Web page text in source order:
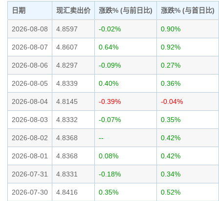
日期 现汇卖出价 涨跌% (与前日比) 涨跌% (与首日比)
2026-08-08 4.8597 -0.02% 0.90%
2026-08-07 4.8607 0.64% 0.92%
2026-08-06 4.8297 -0.09% 0.27%
2026-08-05 4.8339 0.40% 0.36%
2026-08-04 4.8145 -0.39% -0.04%
2026-08-03 4.8332 -0.07% 0.35%
2026-08-02 4.8368 -- 0.42%
2026-08-01 4.8368 0.08% 0.42%
2026-07-31 4.8331 -0.18% 0.34%
2026-07-30 4.8416 0.35% 0.52%